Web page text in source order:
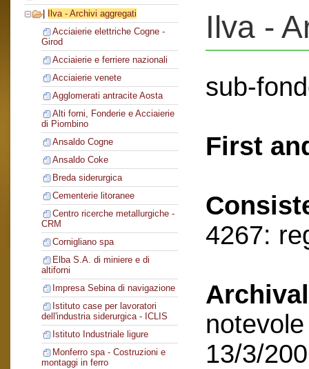
Ilva - Archivi aggregati
Acciaierie elettriche Cogne -
Girod
Acciaierie e ferriere nazionali
Acciaierie venete
Agglomerati antracite Aosta
Alti forni, Fonderie e Acciaierie
di Piombino
Ansaldo Cogne
Ansaldo Coke
Breda siderurgica
Cementerie litoranee
Centro ricerche metallurgiche -
CRM
Cornigliano spa
Elba S.A. di miniere e di
altiforni
Impresa Sebina di navigazione
Istituto case per lavoratori
dell'industria siderurgica - ICLIS
Istituto Industriale ligure
Monferro spa - Costruzioni e
montaggi in ferro
Ilva -
sub-
First
4267:
13/3/